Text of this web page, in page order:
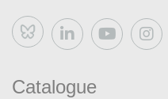
Bluesky
Catalogue